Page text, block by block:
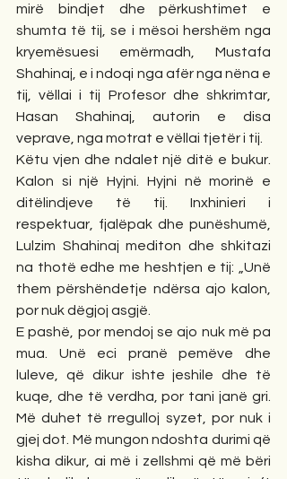
mirë bindjet dhe përkushtimet e
shumta të tij, se i mësoi hershëm nga
kryemësuesi emërmadh, Mustafa
Shahinaj, e i ndoqi nga afër nga nëna e
tij, vëllai i tij Profesor dhe shkrimtar,
Hasan Shahinaj, autorin e disa
veprave, nga motrat e vëllai tjetër i tij.
Këtu vjen dhe ndalet një ditë e bukur.
Kalon si një Hyjni. Hyjni në morinë e
ditëlindjeve të tij. Inxhinieri i
respektuar, fjalëpak dhe punëshumë,
Lulzim Shahinaj mediton dhe shkitazi
na thotë edhe me heshtjen e tij: „Unë
them përshëndetje ndërsa ajo kalon,
por nuk dëgjoj asgjë.
E pashë, por mendoj se ajo nuk më pa
mua. Unë eci pranë pemëve dhe
luleve, që dikur ishte jeshile dhe të
kuqe, dhe të verdha, por tani janë gri.
Më duhet të rregulloj syzet, por nuk i
gjej dot. Më mungon ndoshta durimi që
kisha dikur, ai më i zellshmi që më bëri